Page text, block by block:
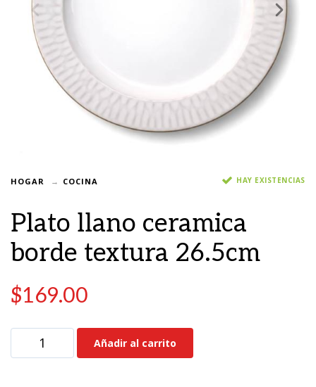
HOGAR COCINA HAY EXISTENCIAS
Plato llano ceramica
borde textura 26.5cm
$169.00
Añadir al carrito